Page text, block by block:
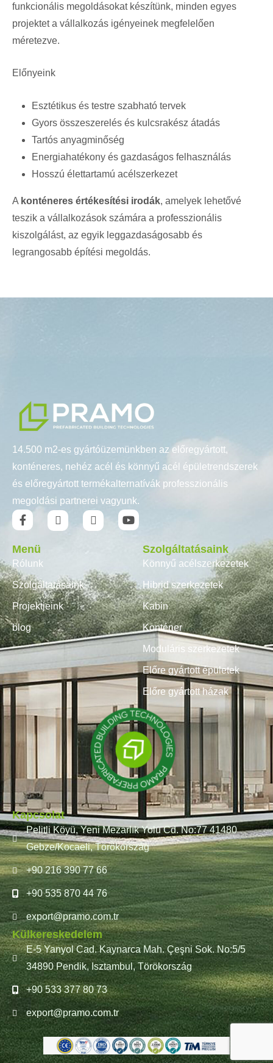
funkcionális megoldásokat készítünk, minden egyes
projektet a vállalkozás igényeinek megfelelően
méretezve.
Előnyeink
Esztétikus és testre szabható tervek
Gyors összeszerelés és kulcsrakész átadás
Tartós anyagminőség
Energiahatékony és gazdaságos felhasználás
Hosszú élettartamú acélszerkezet
A konténeres értékesítési irodák, amelyek lehetővé
teszik a vállalkozások számára a professzionális
kiszolgálást, az egyik leggazdaságosabb és
legrangosabb építési megoldás.
14.500 m2-es gyártóüzemünkben az előregyártott,
konténeres, nehéz acél és könnyű acél épületrendszerek
és előregyártott termékalternatívák professzionális
megoldási partnerei vagyunk.
Menü
Rólunk
Szolgáltatásaink
Projektjeink
blog
Szolgáltatásaink
Könnyű acélszerkezetek
Hibrid szerkezetek
Kabin
Konténer
Moduláris szerkezetek
Előre gyártott épületek
Előre gyártott házak
Kapcsolat
Pelitli Köyü, Yeni Mezarlık Yolu Cd. No:77 41480
Gebze/Kocaeli, Törökország
+90 216 390 77 66
+90 535 870 44 76
export@pramo.com.tr
Külkereskedelem
E-5 Yanyol Cad. Kaynarca Mah. Çeşni Sok. No:5/5
34890 Pendik, Isztambul, Törökország
+90 533 377 80 73
export@pramo.com.tr